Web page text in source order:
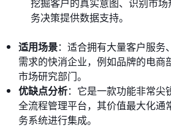
务决策提供数据支持。
适用场景：适合拥有大量客户服务
需求的快消企业，例如品牌的电商
市场研究部门。
优缺点分析：它是一款功能非常
全流程管理平台，其价值最大化通
务系统进行集成。